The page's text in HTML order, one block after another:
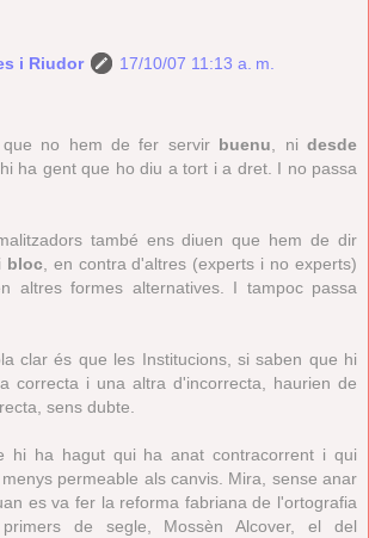
i Riudor
17/10/07 11:13 a. m.
que no hem de fer servir buenu , nidesde
hi ha gent que ho diu a tort i a dret. I no passa
també ens diuen que hem de dir
bloc, en contra d'altres (experts i no experts)
altres formes alternatives. I tampoc passa
clar és que les Institucions, si saben que hi
correcta i una altra d'incorrecta, haurien de
sens dubte.
hi ha hagut qui ha anat contracorrent i qui
permeable als canvis. Mira, sense anar
es va fer la reforma fabriana de l'ortografia
de segle, Mossèn Alcover, el del